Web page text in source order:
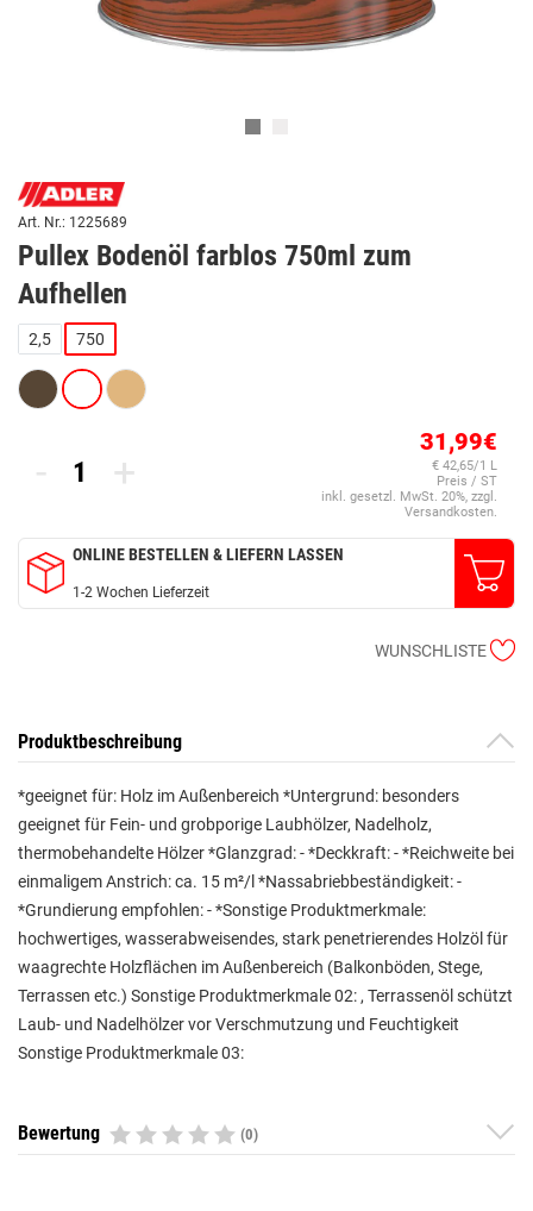
Art. Nr.: 1225689
Pullex Bodenöl farblos 750ml zum
Aufhellen
2,5 750
- +
31,99€
€ 42,65/1 L
Preis / ST
inkl. gesetzl. MwSt. 20%, zzgl.
Versandkosten.
ONLINE BESTELLEN & LIEFERN LASSEN
1-2 Wochen Lieferzeit
WUNSCHLISTE
Produktbeschreibung
*geeignet für: Holz im Außenbereich *Untergrund: besonders
geeignet für Fein- und grobporige Laubhölzer, Nadelholz,
thermobehandelte Hölzer *Glanzgrad: - *Deckkraft: - *Reichweite bei
einmaligem Anstrich: ca. 15 m²/l *Nassabriebbeständigkeit: -
*Grundierung empfohlen: - *Sonstige Produktmerkmale:
hochwertiges, wasserabweisendes, stark penetrierendes Holzöl für
waagrechte Holzflächen im Außenbereich (Balkonböden, Stege,
Terrassen etc.) Sonstige Produktmerkmale 02: , Terrassenöl schützt
Laub- und Nadelhölzer vor Verschmutzung und Feuchtigkeit
Sonstige Produktmerkmale 03:
Bewertung (0)